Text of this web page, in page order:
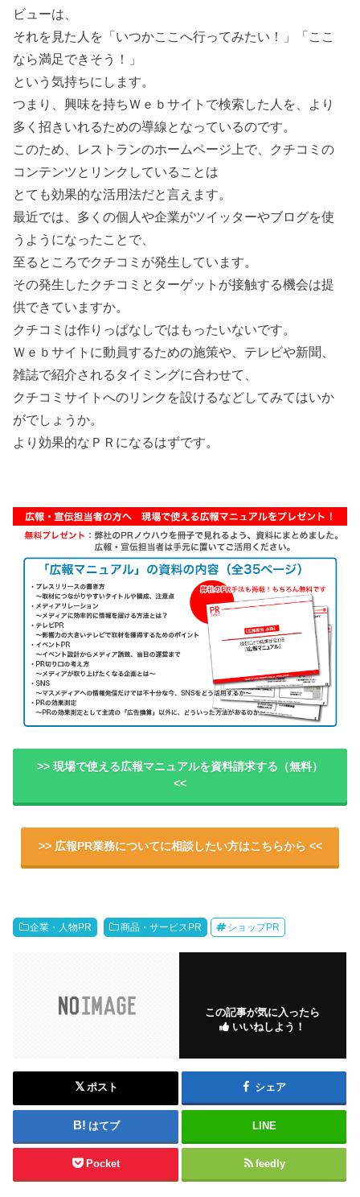
ビューは、
それを見た人を「いつかここへ行ってみたい！」「ここ
なら満足できそう！」
という気持ちにします。
つまり、興味を持ちＷｅｂサイトで検索した人を、より
多く招きいれるための導線となっているのです。
このため、レストランのホームページ上で、クチコミの
コンテンツとリンクしていることは
とても効果的な活用法だと言えます。
最近では、多くの個人や企業がツイッターやブログを使
うようになったことで、
至るところでクチコミが発生しています。
その発生したクチコミとターゲットが接触する機会は提
供できていますか。
クチコミは作りっぱなしではもったいないです。
Ｗｅｂサイトに動員するための施策や、テレビや新聞、
雑誌で紹介されるタイミングに合わせて、
クチコミサイトへのリンクを設けるなどしてみてはいか
がでしょうか。
より効果的なＰＲになるはずです。
>> 現場で使える広報マニュアルを資料請求する（無料）
<<
>> 広報PR業務についてに相談したい方はこちらから <<
企業・人物PR 商品・サービスPR ショップPR
この記事が気に入ったら
いいねしよう！
ポスト シェア
はてブ LINE
Pocket feedly